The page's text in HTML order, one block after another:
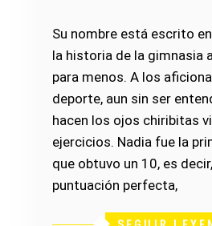
Su nombre está escrito
la historia de la gimnasia
para menos. A los
deporte, aun sin ser
hacen los ojos chiribitas
ejercicios. Nadia fue la
que obtuvo un 10, es
puntuación perfecta,